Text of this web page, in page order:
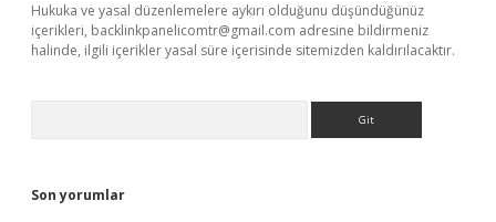
Hukuka ve yasal düzenlemelere aykırı olduğunu düşündüğünüz
içerikleri, backlinkpanelicomtr@gmail.com adresine bildirmeniz
halinde, ilgili içerikler yasal süre içerisinde sitemizden kaldırılacaktır.
Son yorumlar